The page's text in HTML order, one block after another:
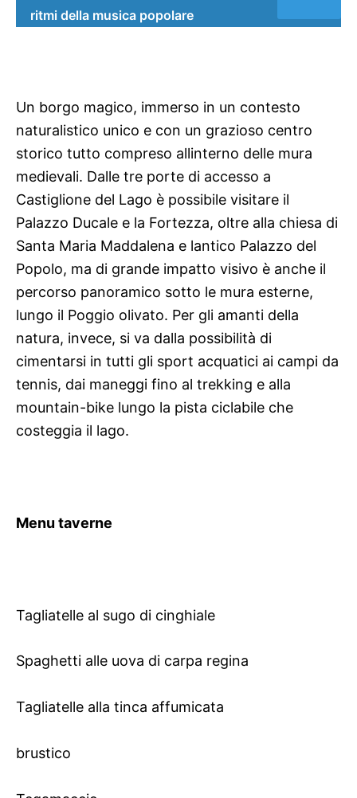
ritmi della musica popolare
Un borgo magico, immerso in un contesto
naturalistico unico e con un grazioso centro
storico tutto compreso allinterno delle mura
medievali. Dalle tre porte di accesso a
Castiglione del Lago è possibile visitare il
Palazzo Ducale e la Fortezza, oltre alla chiesa di
Santa Maria Maddalena e lantico Palazzo del
Popolo, ma di grande impatto visivo è anche il
percorso panoramico sotto le mura esterne,
lungo il Poggio olivato. Per gli amanti della
natura, invece, si va dalla possibilità di
cimentarsi in tutti gli sport acquatici ai campi da
tennis, dai maneggi fino al trekking e alla
mountain-bike lungo la pista ciclabile che
costeggia il lago.
Menu taverne
Tagliatelle al sugo di cinghiale
Spaghetti alle uova di carpa regina
Tagliatelle alla tinca affumicata
brustico